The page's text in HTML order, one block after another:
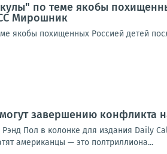
по теме якобы
Мирошник
якобы похищенных Россией детей
завершению конфликта
Пол в колонке для издания Daily
американцы — это полтриллиона...